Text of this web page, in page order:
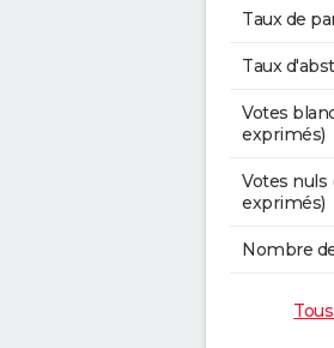
Taux de
Taux
Votes
exprimés)
Votes nuls
exprimés)
Nombre